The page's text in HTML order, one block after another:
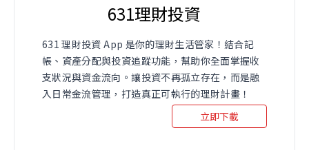
631理財投資
631 理財投資 App 是你的理財生活管家！結合記
帳、資產分配與投資追蹤功能，幫助你全面掌握收
支狀況與資金流向。讓投資不再孤立存在，而是融
入日常金流管理，打造真正可執行的理財計畫！
立即下載